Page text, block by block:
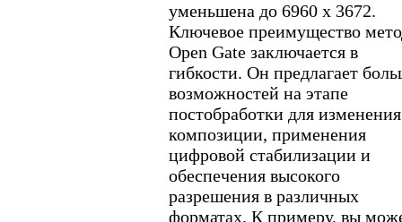
уменьшена до 6960 x 3672.
Ключевое преимущество
Open Gate заключается в
гибкости. Он предлагает
возможностей на этапе
постобработки для изменения
композиции, применения
цифровой стабилизации и
обеспечения высокого
разрешения в различных
форматах. К примеру, вы